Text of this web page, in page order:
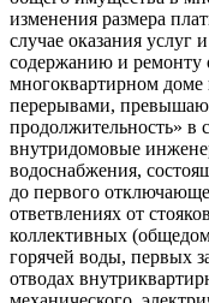
изменения размера
случае оказания
содержанию и ремонту
многоквартирном доме
перерывами,
продолжительность» в
внутридомовые
водоснабжения,
до первого
ответвлениях от
коллективных
горячей воды, первых
отводах